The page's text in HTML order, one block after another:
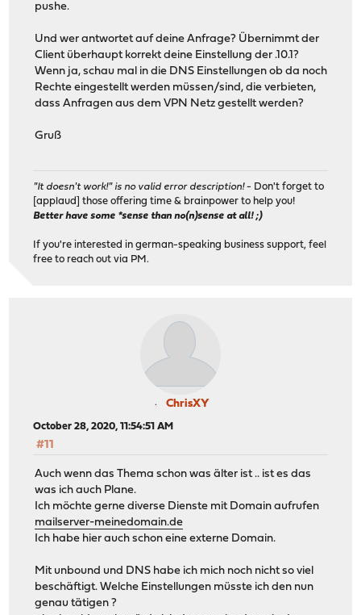
pushe.
Und wer antwortet auf deine Anfrage? Übernimmt der
Client überhaupt korrekt deine Einstellung der .10.1?
Wenn ja, schau mal in die DNS Einstellungen ob da noch
Rechte eingestellt werden müssen/sind, die verbieten,
dass Anfragen aus dem VPN Netz gestellt werden?
Gruß
"It doesn't work!" is no valid error description!- Don't forget to
[applaud] those offering time & brainpower to help you!
Better have some *sense than no(n)sense at all! ;)
If you're interested in german-speaking business support, feel
free to reach out via PM.
ChrisXY
October 28, 2020, 11:54:51 AM
#11
Auch wenn das Thema schon was älter ist .. ist es das
was ich auch Plane.
Ich möchte gerne diverse Dienste mit Domain aufrufen
mailserver-meinedomain.de
Ich habe hier auch schon eine externe Domain.
Mit unbound und DNS habe ich mich noch nicht so viel
beschäftigt. Welche Einstellungen müsste ich den nun
genau tätigen ?